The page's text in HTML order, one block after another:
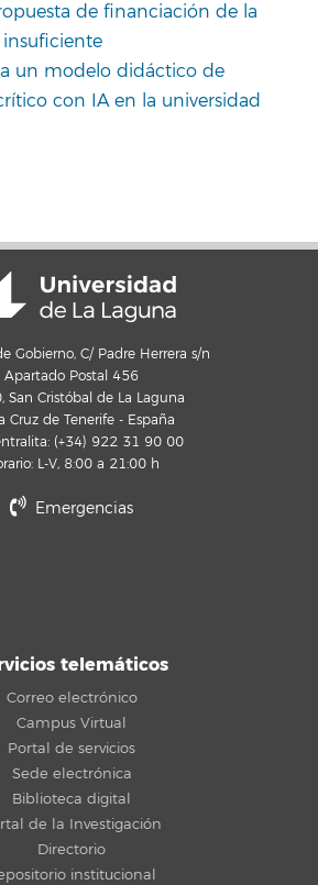
de financiación de la
un modelo didáctico de
con IA en la universidad
Gobierno, C/ Padre Herrera s/n
Apartado Postal 456
San Cristóbal de La Laguna
Cruz de Tenerife - España
(+34) 922 31 90 00
L-V, 8:00 a 21:00 h
Emergencias
telemáticos
Correo electrónico
Campus Virtual
Portal de servicios
Sede electrónica
Biblioteca digital
de la Investigación
Directorio
institucional